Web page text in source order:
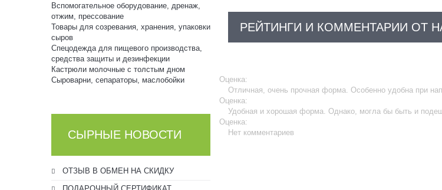
Вспомогательное оборудование, дренаж,
отжим, прессование
Товары для созревания, хранения, упаковки
сыров
Спецодежда для пищевого производства,
средства защиты и дезинфекции
Кастрюли молочные с толстым дном
Сыроварни, сепараторы, маслобойки
СЫРНЫЕ НОВОСТИ
ОТЗЫВ В ОБМЕН НА СКИДКУ
РЕЙТИНГИ И КОММЕНТАРИИ ОТ
Оценка:
Отличная, очень прочная форма. Особенно удобна при
Оценка:
Удобная и хорошая форма. Однако, могла бы быть и
Оценка:
Нет комментариев